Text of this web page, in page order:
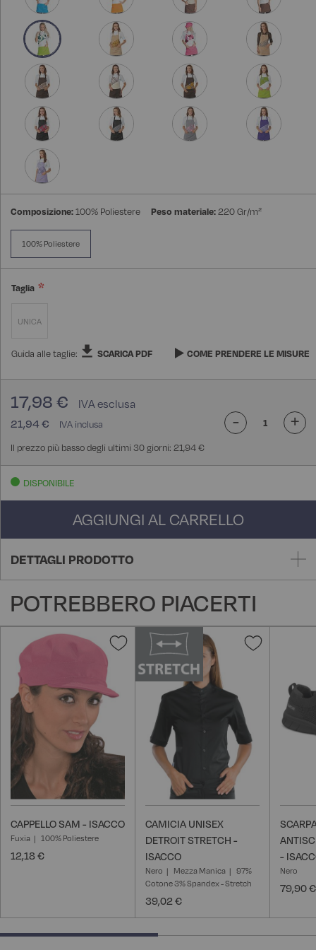
Composizione:100% Poliestere Peso materiale:220 Gr/m²
100% Poliestere
Taglia
UNICA
Guida alle taglie: SCARICA PDF COME PRENDERE LE MISURE
21,94 €
17,98 €
Il prezzo più basso degli ultimi 30 giorni: 21,94 €
- +
DISPONIBILE
AGGIUNGI AL CARRELLO
DETTAGLI PRODOTTO
POTREBBERO PIACERTI
Aggiungi
alla
lista
desideri
CAPPELLO SAM - ISACCO
Fuxia 100% Poliestere
12,18 €
Aggiungi
desideri
CAMICIA UNISEX
DETROIT STRETCH -
ISACCO
Nero Mezza Manica
97%
Cotone 3% Spandex - Stretch
39,02 €
-
Nero
79,90 €
50% completed